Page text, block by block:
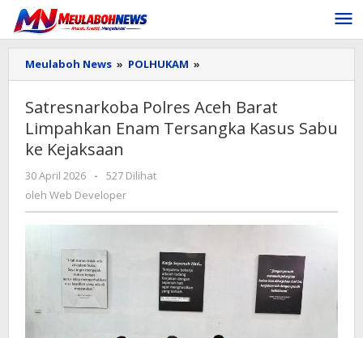
Lewati
konten
Meulaboh News » POLHUKAM »
Polres
Barat
Limpahkan
Enam
Kejaksaan
Satresnarkoba Polres Aceh Barat
Limpahkan Enam Tersangka Kasus Sabu
ke Kejaksaan
30 April 2026
oleh
Web
Developer
-
527 Dilihat
oleh Web Developer